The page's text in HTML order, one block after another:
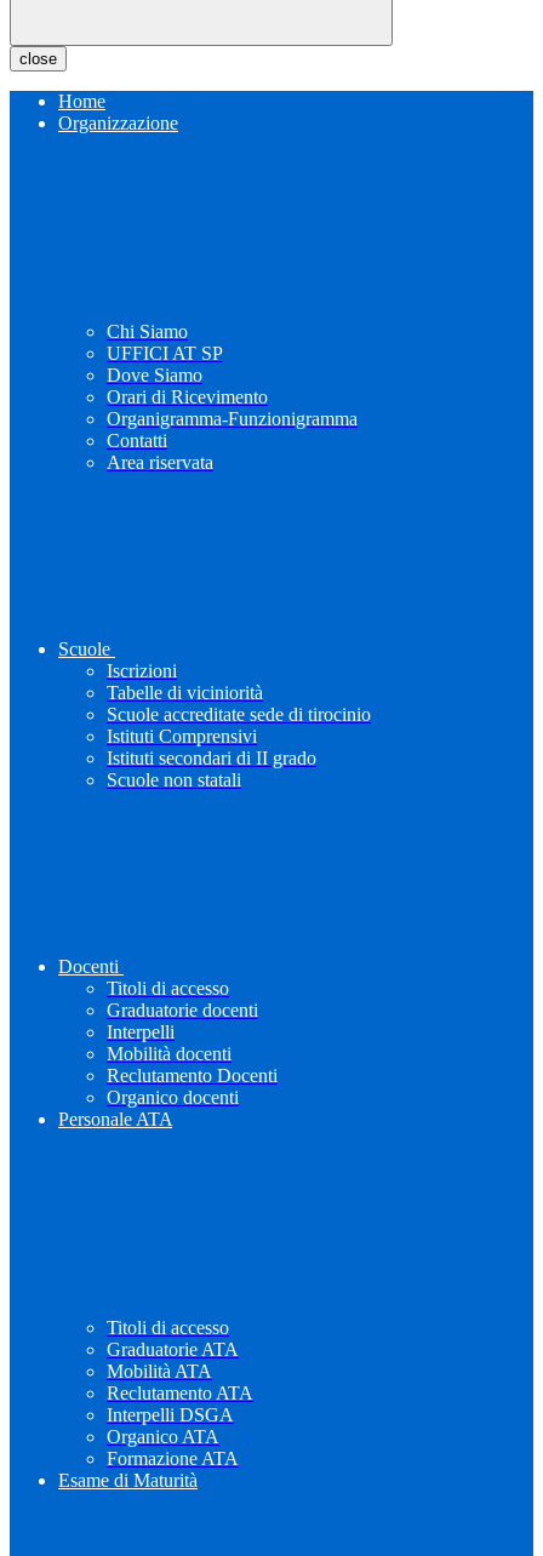
close
Home
Organizzazione
Chi Siamo
UFFICI AT SP
Dove Siamo
Orari di Ricevimento
Organigramma-Funzionigramma
Contatti
Area riservata
Scuole
Iscrizioni
Tabelle di viciniorità
Scuole accreditate sede di tirocinio
Istituti Comprensivi
Istituti secondari di II grado
Scuole non statali
Docenti
Titoli di accesso
Graduatorie docenti
Interpelli
Mobilità docenti
Reclutamento Docenti
Organico docenti
Personale ATA
Titoli di accesso
Graduatorie ATA
Mobilità ATA
Reclutamento ATA
Interpelli DSGA
Organico ATA
Formazione ATA
Esame di Maturità